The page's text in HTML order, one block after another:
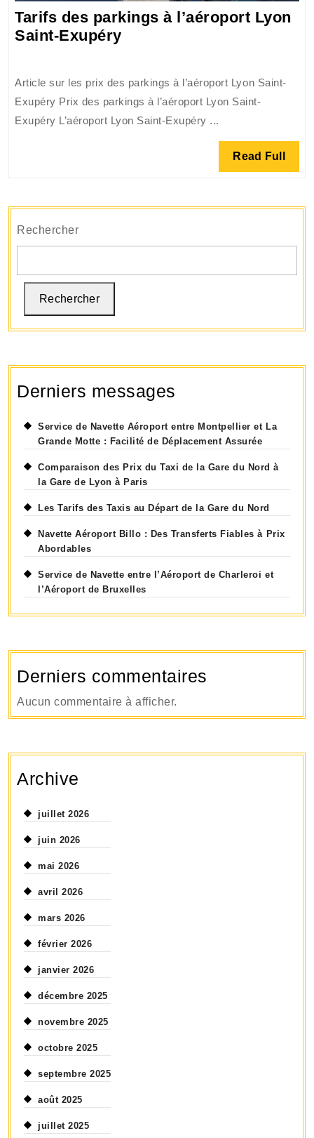
Tarifs des parkings à l’aéroport Lyon
Saint-ExupéryTarifs
à
l’aéroport
Lyon
Article sur les prix des parkings à l’aéroport Lyon Saint-
Exupéry Prix des parkings à l’aéroport Lyon Saint-
Exupéry L’aéroport Lyon Saint-Exupéry ...
Read Full Read
Full
Rechercher
Rechercher
Derniers messages
Service de Navette Aéroport entre Montpellier et La
Grande Motte : Facilité de Déplacement Assurée
Comparaison des Prix du Taxi de la Gare du Nord à
la Gare de Lyon à Paris
Les Tarifs des Taxis au Départ de la Gare du Nord
Navette Aéroport Billo : Des Transferts Fiables à Prix
Abordables
Service de Navette entre l’Aéroport de Charleroi et
l’Aéroport de Bruxelles
Derniers commentaires
Aucun commentaire à afficher.
Archive
juillet 2026
juin 2026
mai 2026
avril 2026
mars 2026
février 2026
janvier 2026
décembre 2025
novembre 2025
octobre 2025
septembre 2025
août 2025
juillet 2025